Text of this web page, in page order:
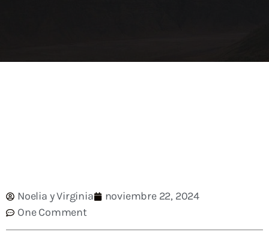
Noelia y Virginia
noviembre 22, 2024
One Comment